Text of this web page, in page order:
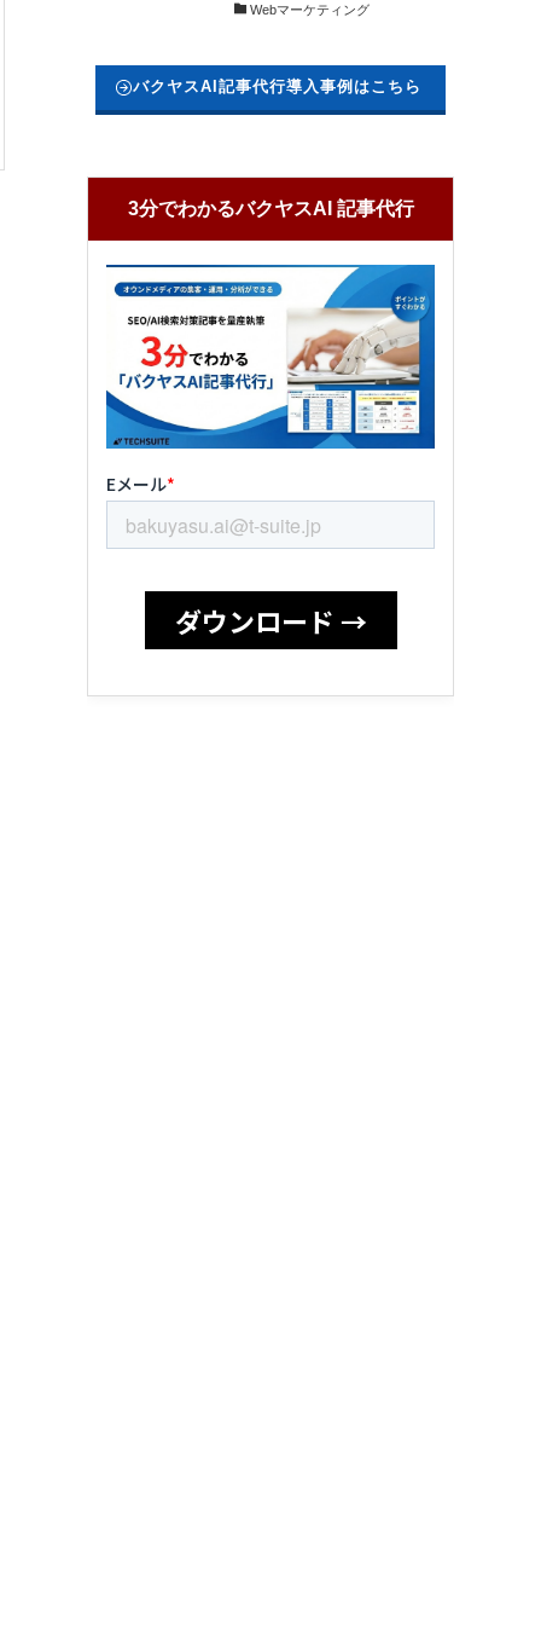
Webマーケティング
バクヤスAI記事代行導入事例はこちら
3分でわかるバクヤスAI 記事代行